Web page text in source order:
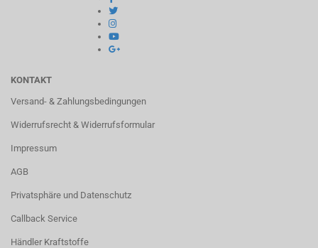
KONTAKT
Versand- & Zahlungsbedingungen
Widerrufsrecht & Widerrufsformular
Impressum
AGB
Privatsphäre und Datenschutz
Callback Service
Händler Kraftstoffe